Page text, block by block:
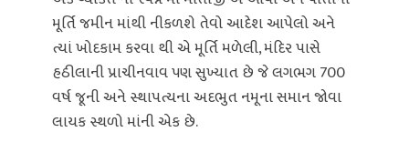
મૂર્તિ જમીન માંથી નીકળશે તેવો આદેશ આપેલો અને
ત્યાં ખોદકામ કરવા થી એ મૂર્તિ મળેલી, મ‍ંદિર પાસે
હઠીલાની પ્રાચીનવાવ ૫ણ સુખ્‍યાત છે જે લગભગ 700
વર્ષ જૂની અને સ્થાપત્યના અદભુત નમૂના સમાન જોવા
લાયક સ્થળો માંની એક છે.